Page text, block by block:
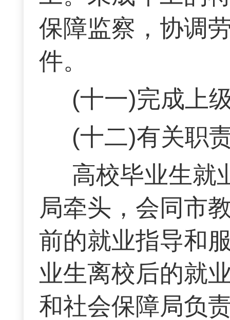
保障监察，协调
件。
(十一)完成上
(十二)有关职
高校毕业生就
局牵头，会同市
前的就业指导和
业生离校后的就
和社会保障局负